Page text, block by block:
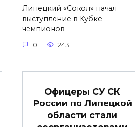
Липецкий «Сокол» начал
выступление в Кубке
чемпионов
0 243
Офицеры СУ СК
России по Липецкой
области стали